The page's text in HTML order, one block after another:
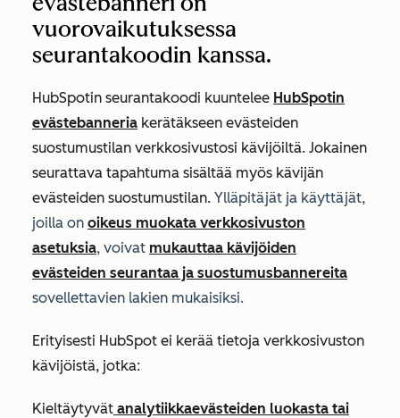
vuorovaikutuksessa
seurantakoodin kanssa.
HubSpotin seurantakoodi kuuntelee HubSpotin
evästebanneria kerätäkseen evästeiden
suostumustilan verkkosivustosi kävijöiltä. Jokainen
seurattava tapahtuma sisältää myös kävijän
evästeiden suostumustilan. Ylläpitäjät ja käyttäjät,
joilla on oikeus muokata verkkosivuston
asetuksia, voivat mukauttaa kävijöiden
evästeiden seurantaa ja suostumusbannereita
sovellettavien lakien mukaisiksi.
Erityisesti HubSpot ei kerää tietoja verkkosivuston
kävijöistä, jotka:
Kieltäytyvät analytiikkaevästeiden luokasta tai